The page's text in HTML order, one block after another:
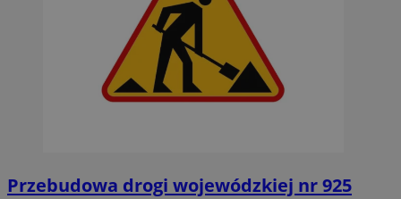
Przebudowa drogi wojewódzkiej nr 925